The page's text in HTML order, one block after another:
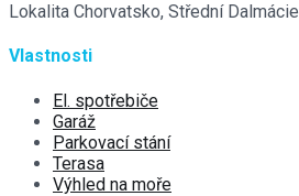
Lokalita Chorvatsko, Střední Dalmácie
Vlastnosti
El. spotřebiče
Garáž
Parkovací stání
Terasa
Výhled na moře